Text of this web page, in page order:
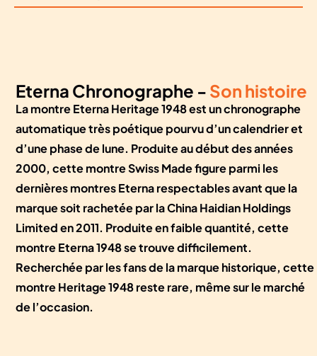
Eterna Chronographe - Son histoire
La montre Eterna Heritage 1948 est un chronographe
automatique très poétique pourvu d’un calendrier et
d’une phase de lune. Produite au début des années
2000, cette montre Swiss Made figure parmi les
dernières montres Eterna respectables avant que la
marque soit rachetée par la China Haidian Holdings
Limited en 2011. Produite en faible quantité, cette
montre Eterna 1948 se trouve difficilement.
Recherchée par les fans de la marque historique, cette
montre Heritage 1948 reste rare, même sur le marché
de l’occasion.